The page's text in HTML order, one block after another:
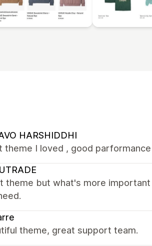
HARSHIDDHI
theme I loved , good parformance
theme but what's more
theme, great support team.